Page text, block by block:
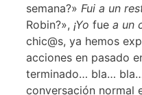
semana?» Fui a un
Robin?», ¡Yo fue a un
chic@s, ya hemos
acciones en pasado
terminado… bla…
conversación normal